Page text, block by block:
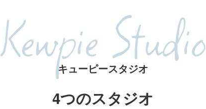
Kewpie Studio
キューピースタジオ
4つのスタジオ